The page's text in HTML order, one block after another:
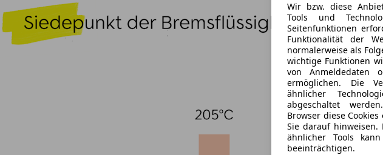
Wir bzw. diese
Tools und
Seitenfunktionen
Funktionalität der
normalerweise als
wichtige Funktionen
von Anmeldedaten
ermöglichen. Die
ähnlicher
abgeschaltet
Browser diese
Sie darauf hinweisen.
ähnlicher Tools
beeinträchtigen.